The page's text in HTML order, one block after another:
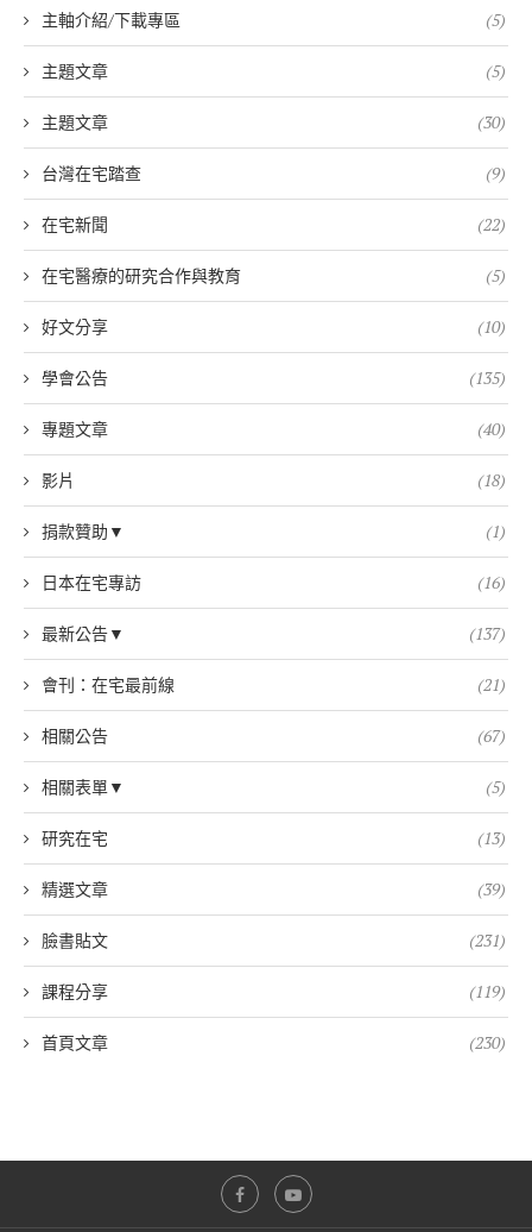
主軸介紹/下載專區 (5)
主題文章 (5)
主題文章 (30)
台灣在宅踏查 (9)
在宅新聞 (22)
在宅醫療的研究合作與教育 (5)
好文分享 (10)
學會公告 (135)
專題文章 (40)
影片 (18)
捐款贊助▼ (1)
日本在宅專訪 (16)
最新公告▼ (137)
會刊：在宅最前線 (21)
相關公告 (67)
相關表單▼ (5)
研究在宅 (13)
精選文章 (39)
臉書貼文 (231)
課程分享 (119)
首頁文章 (230)